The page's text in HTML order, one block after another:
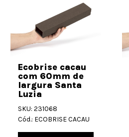
Ecobrise cacau
com 60mm de
largura Santa
Luzia
SKU: 231068
Cód.: ECOBRISE CACAU